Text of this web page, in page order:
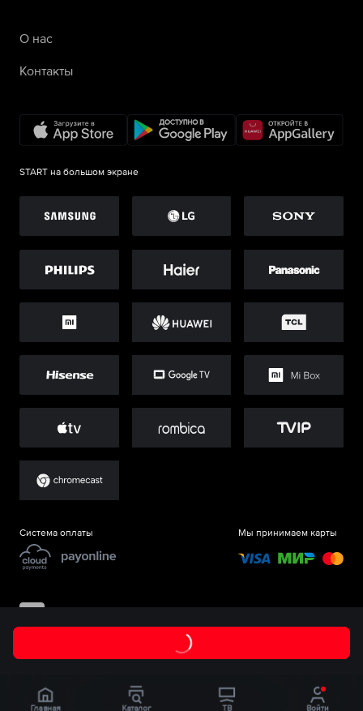
О нас
Контакты
START на большом экране
Система оплаты Мы принимаем карты
Главная Каталог ТВ Войти